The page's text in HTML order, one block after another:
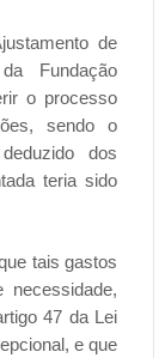
de
Fundação
o processo
sendo o
dos
teria sido
tais gastos
47 da Lei
e que